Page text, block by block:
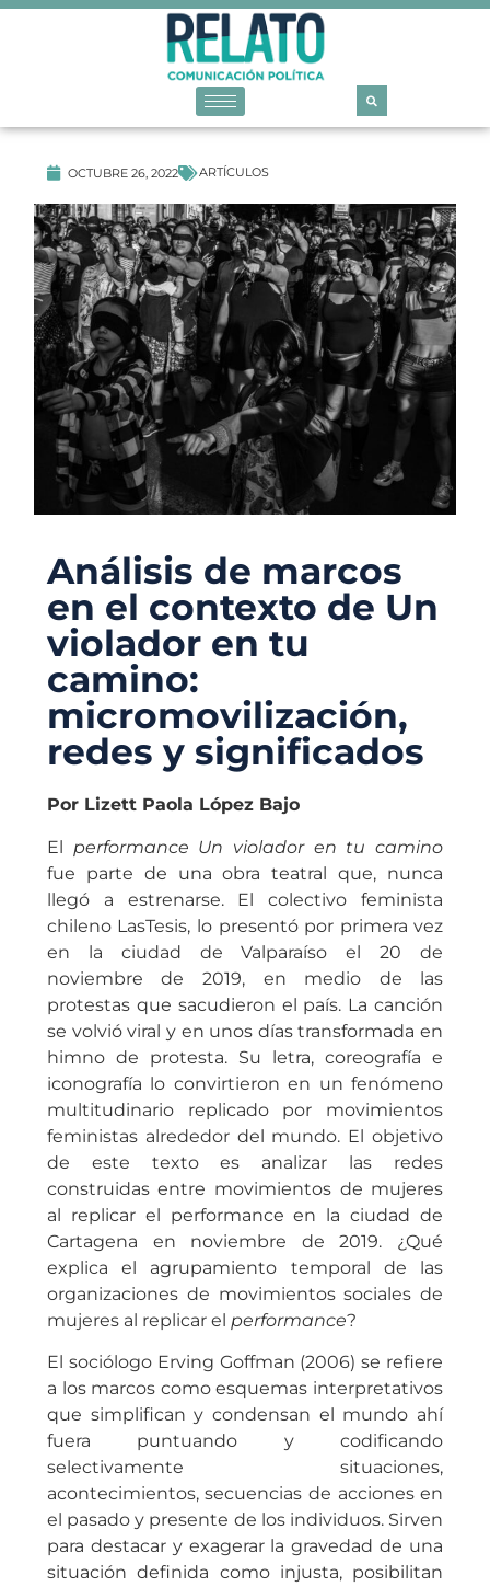
OCTUBRE 26, 2022 ARTÍCULOS
Análisis de marcos
en el contexto de Un
violador en tu
camino:
micromovilización,
redes y significados
Por Lizett Paola López Bajo
El performance Un violador en tu camino
fue parte de una obra teatral que, nunca
llegó a estrenarse. El colectivo feminista
chileno LasTesis, lo presentó por primera vez
en la ciudad de Valparaíso el 20 de
noviembre de 2019, en medio de las
protestas que sacudieron el país. La canción
se volvió viral y en unos días transformada en
himno de protesta. Su letra, coreografía e
iconografía lo convirtieron en un fenómeno
multitudinario replicado por movimientos
feministas alrededor del mundo. El objetivo
de este texto es analizar las redes
construidas entre movimientos de mujeres
al replicar el performance en la ciudad de
Cartagena en noviembre de 2019. ¿Qué
explica el agrupamiento temporal de las
organizaciones de movimientos sociales de
mujeres al replicar el performance?
El sociólogo Erving Goffman (2006) se refiere
a los marcos como esquemas interpretativos
que simplifican y condensan el mundo ahí
fuera puntuando y codificando
selectivamente situaciones,
acontecimientos, secuencias de acciones en
el pasado y presente de los individuos. Sirven
para destacar y exagerar la gravedad de una
situación definida como injusta, posibilitan